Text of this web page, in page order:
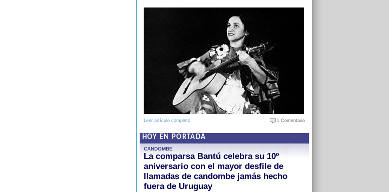
Leer artículo completo 1 Comentario
HOY EN PORTADA
CANDOMBE
La comparsa Bantú celebra su 10º
aniversario con el mayor desfile de
llamadas de candombe jamás hecho
fuera de Uruguay